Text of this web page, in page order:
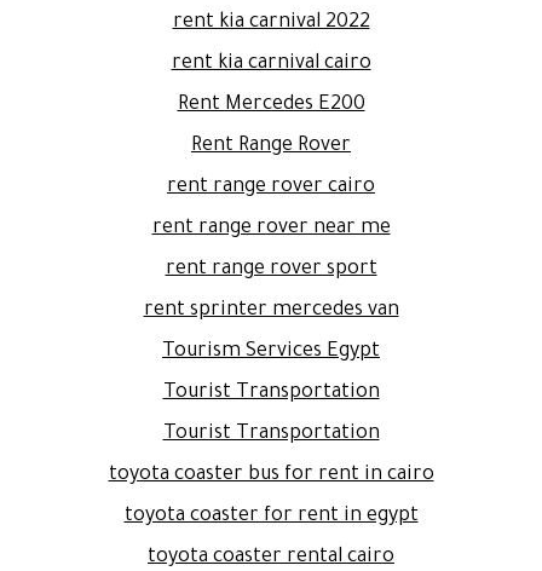
rent kia carnival 2022
rent kia carnival cairo
Rent Mercedes E200
Rent Range Rover
rent range rover cairo
rent range rover near me
rent range rover sport
rent sprinter mercedes van
Tourism Services Egypt
Tourist Transportation
Tourist Transportation
toyota coaster bus for rent in cairo
toyota coaster for rent in egypt
toyota coaster rental cairo